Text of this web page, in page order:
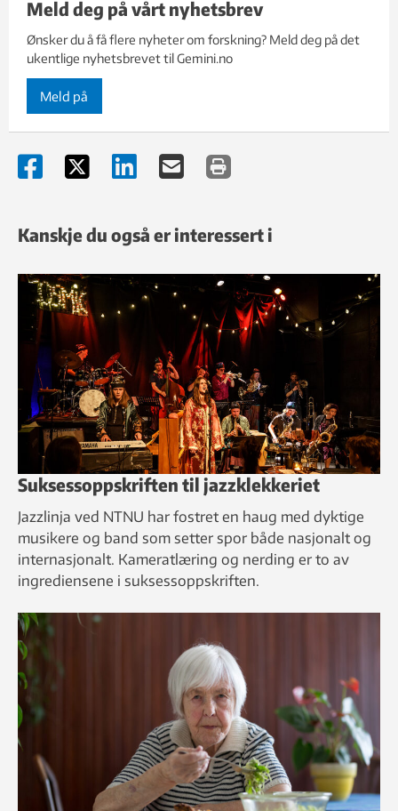
Meld deg på vårt nyhetsbrev
Ønsker du å få flere nyheter om forskning? Meld deg på det
ukentlige nyhetsbrevet til Gemini.no
Meld på
Kanskje du også er interessert i
Suksessoppskriften til jazzklekkeriet
Jazzlinja ved NTNU har fostret en haug med dyktige
musikere og band som setter spor både nasjonalt og
internasjonalt. Kameratlæring og nerding er to av
ingrediensene i suksessoppskriften.